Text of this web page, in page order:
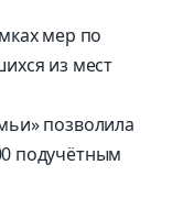
мер по
из мест
позволила
подучётным